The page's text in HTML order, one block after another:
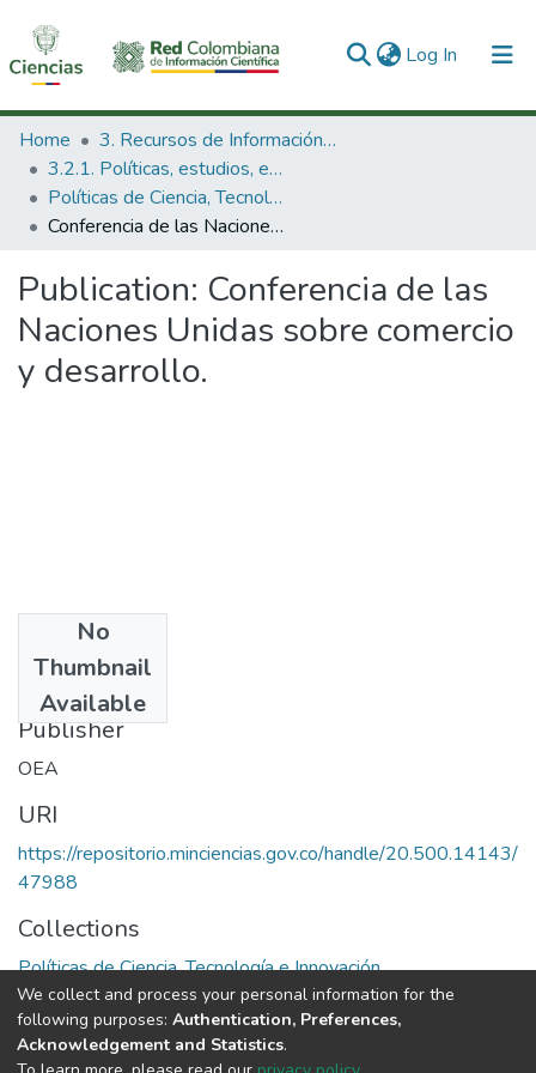
Log In (current)
Communities & Collections
All of DSpace
Statistics
Home
3. Recursos de Información Científica y Tecnológica
3.2.1. Políticas, estudios, evaluaciones e indicadores de CTeI
Políticas de Ciencia, Tecnología e Innovación
Conferencia de las Naciones Unidas sobre comercio y desarrollo.
Publication: Conferencia de las
Naciones Unidas sobre comercio
y desarrollo.
No
Thumbnail
Available
1974
Publisher
OEA
URI
https://repositorio.minciencias.gov.co/handle/20.500.14143/
47988
Collections
Políticas de Ciencia, Tecnología e Innovación
Full item page
We collect and process your personal information for the
following purposes: Authentication, Preferences,
Acknowledgement and Statistics.